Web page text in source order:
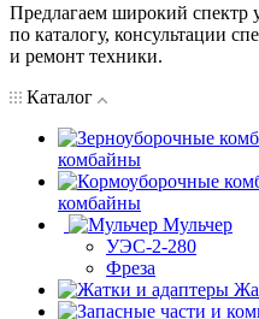
Предлагаем широкий спектр
по каталогу, консультации
и ремонт техники.
Каталог
комбайны
комбайны
Мульчер
УЭС-2-280
Фреза